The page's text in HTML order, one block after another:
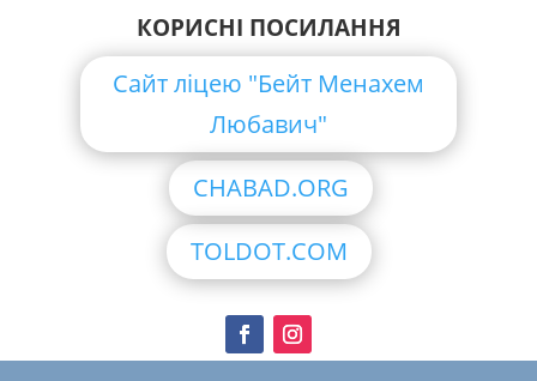
КОРИСНІ ПОСИЛАННЯ
Сайт ліцею "Бейт Менахем
Любавич"
CHABAD.ORG
TOLDOT.COM